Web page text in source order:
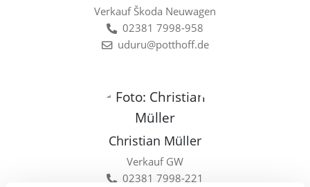
Verkauf Škoda Neuwagen
02381 7998-958
uduru@potthoff.de
Christian Müller
Verkauf GW
02381 7998-221